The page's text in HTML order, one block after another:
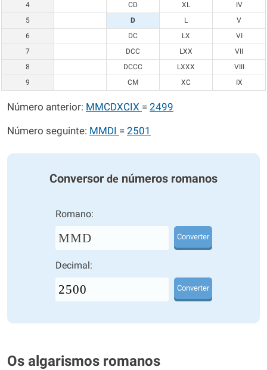
4
CD XL
IV
5
D L
V
6
DC LX
VI
7
DCC LXX
VII
8
DCCC LXXX
VIII
9
CM XC IX
Número anterior: MMCDXCIX = 2499
Número seguinte: MMDI = 2501
Conversor de números romanos
Romano:
MMD Converter
Decimal:
Converter
Os algarismos romanos